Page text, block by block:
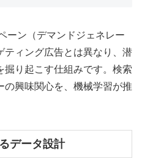
ーン（デマンドジェネレー
ティング広告とは異なり、潜
り起こす仕組みです。検索
興味関心を、機械学習が推
データ設計